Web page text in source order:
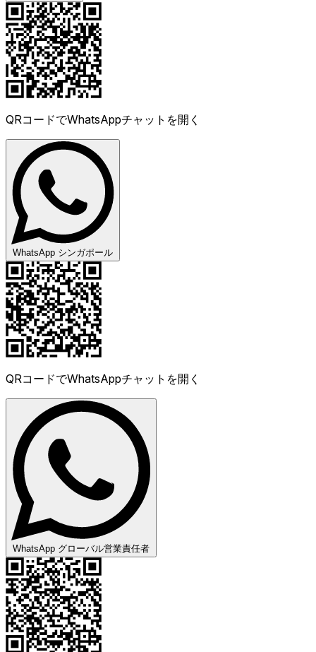
QRコードでWhatsAppチャットを開く
WhatsApp シンガポール
QRコードでWhatsAppチャットを開く
WhatsApp グローバル営業責任者